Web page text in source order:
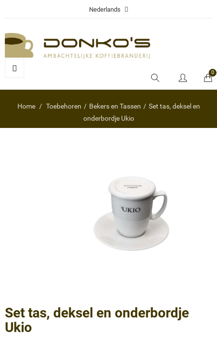
Nederlands
0
Home Toebehoren Bekers en Tassen
Set tas, deksel en
onderbordje Ukio
Set tas, deksel en onderbordje
Ukio